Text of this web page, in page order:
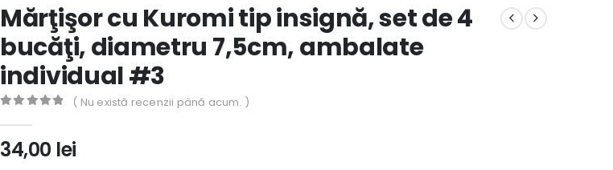
Mărţişor cu Kuromi tip insignă, set de 4
bucăţi, diametru 7,5cm, ambalate
individual #3
( Nu există recenzii până acum. )
34,00 lei